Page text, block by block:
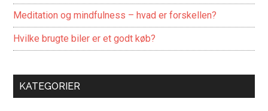
Meditation og mindfulness – hvad er forskellen?
Hvilke brugte biler er et godt køb?
KATEGORIER